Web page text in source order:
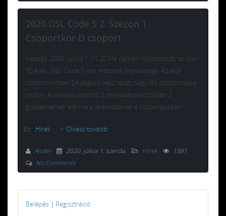
2020 GSL Code S 2. Szezon 1.
Csoportkör D csoport
Kezdés: 2020. július 1. 11:20 Ma délben folytatódott, az idén
10 éves, GSL Code S idei második bajnoksága. Az első
csoportkörben 24 játékos vesz részt, négy fős csoportokba
osztva. A továbbjutáshoz 2 mérkőzéssorozatban 2
győzelmet kell elérnie a játékosoknak a csoportjukban.
Hírek Olvass tovább
Ander 2020. július 1. szerda. Hírek
1581
No Comments
Belépés | Regisztráció